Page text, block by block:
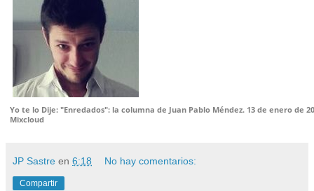
Yo te lo Dije: "Enredados": la columna de Juan Pablo Méndez. 13 de enero de
Mixcloud
JP Sastre en 6:18 No hay comentarios:
Compartir